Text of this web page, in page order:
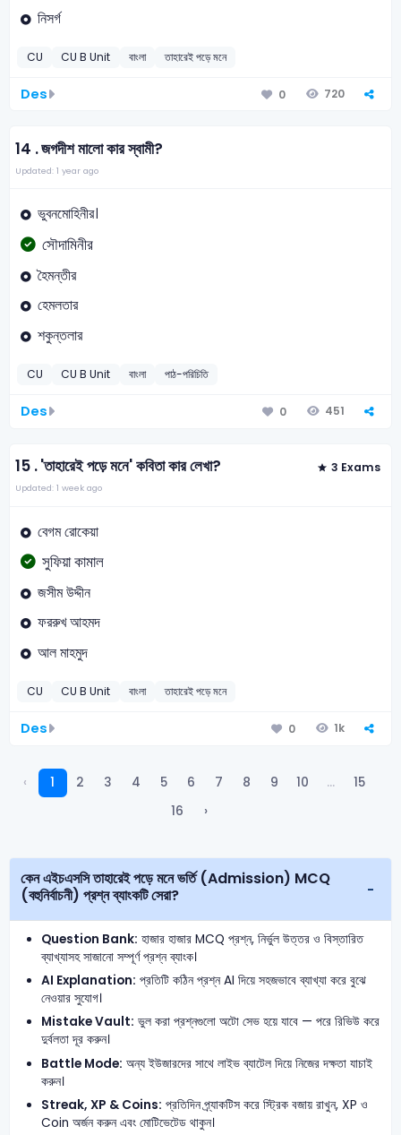
নিসর্গ
CU CU B Unit বাংলা তাহারেই পড়ে মনে
Des 0 720
14 .জগদীশ মালো কার স্বামী?
Updated: 1 year ago
ভুবনমােহিনীর।
সৌদামিনীর
হৈমন্তীর
হেমলতার
শকুন্তলার
CU CU B Unit বাংলা পাঠ-পরিচিতি
Des 0 451
15 .'তাহারেই পড়ে মনে' কবিতা কার লেখা? 3 Exams
Updated: 1 week ago
বেগম রােকেয়া
সুফিয়া কামাল
জসীম উদ্দীন
ফররুখ আহমদ
আল মাহমুদ
CU CU B Unit বাংলা তাহারেই পড়ে মনে
Des 0 1k
‹ 1 2 3 4 5 6 7 8 9 10 ...
15
16
›
কেন এইচএসসি তাহারেই পড়ে মনে ভর্তি (Admission) MCQ
(বহুনির্বাচনী) প্রশ্ন ব্যাংকটি সেরা?
Question Bank: হাজার হাজার MCQ প্রশ্ন, নির্ভুল উত্তর ও বিস্তারিত
ব্যাখ্যাসহ সাজানো সম্পূর্ণ প্রশ্ন ব্যাংক।
AI Explanation: প্রতিটি কঠিন প্রশ্ন AI দিয়ে সহজভাবে ব্যাখ্যা করে বুঝে
নেওয়ার সুযোগ।
Mistake Vault: ভুল করা প্রশ্নগুলো অটো সেভ হয়ে যাবে — পরে রিভিউ করে
দুর্বলতা দূর করুন।
Battle Mode: অন্য ইউজারদের সাথে লাইভ ব্যাটেল দিয়ে নিজের দক্ষতা যাচাই
করুন।
Streak, XP & Coins: প্রতিদিন প্র্যাকটিস করে স্ট্রিক বজায় রাখুন, XP ও
Coin অর্জন করুন এবং মোটিভেটেড থাকুন।